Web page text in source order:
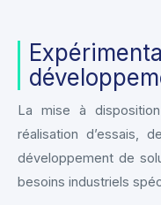
La mise à
réalisation d’essais,
développement de
besoins industriels